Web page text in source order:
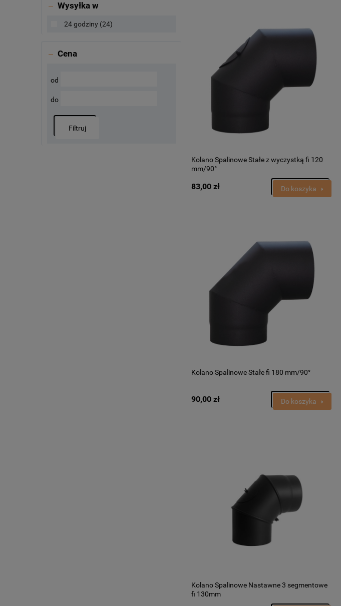
Wysyłka w
24 godziny (24)
Cena
od
do
Filtruj
Kolano Spalinowe Stałe z wyczystką fi 120
mm/90°
83,00 zł Do koszyka
Kolano Spalinowe Stałe fi 180 mm/90°
90,00 zł Do koszyka
Kolano Spalinowe Nastawne 3 segmentowe
fi 130mm